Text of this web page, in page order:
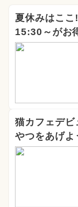
夏休みはこ
15:30～がお
猫カフェデ
やつをあげよ